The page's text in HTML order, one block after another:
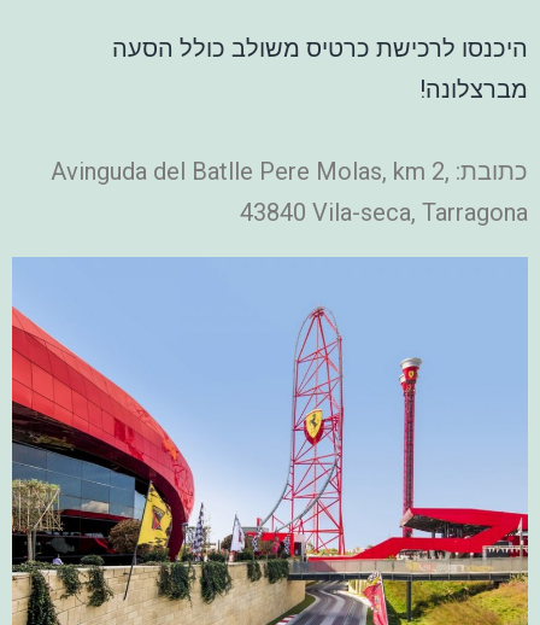
היכנסו לרכישת כרטיס משולב כולל הסעה
מברצלונה!
כתובת: Avinguda del Batlle Pere Molas, km 2,
43840 Vila-seca, Tarragona